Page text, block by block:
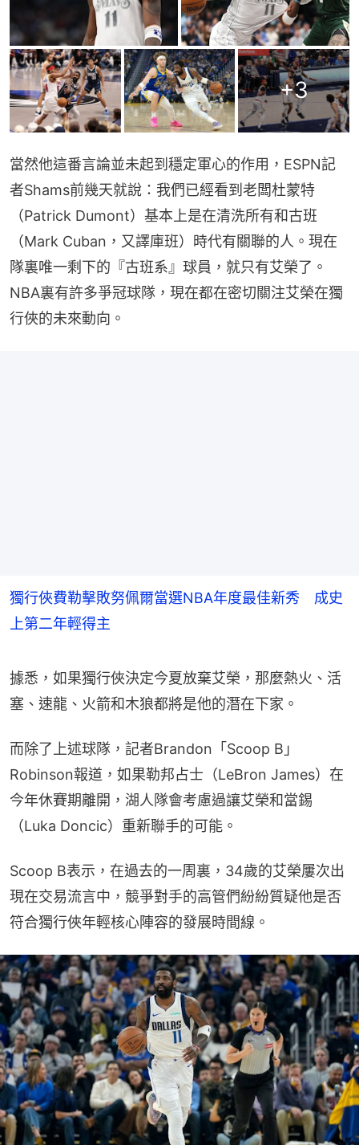
+3
當然他這番言論並未起到穩定軍心的作用，ESPN記
者Shams前幾天就說：我們已經看到老闆杜蒙特
（Patrick Dumont）基本上是在清洗所有和古班
（Mark Cuban，又譯庫班）時代有關聯的人。現在
隊裏唯一剩下的『古班系』球員，就只有艾榮了。
NBA裏有許多爭冠球隊，現在都在密切關注艾榮在獨
行俠的未來動向。
獨行俠費勒擊敗努佩爾當選NBA年度最佳新秀 成史
上第二年輕得主
據悉，如果獨行俠決定今夏放棄艾榮，那麼熱火、活
塞、速龍、火箭和木狼都將是他的潛在下家。
而除了上述球隊，記者Brandon「Scoop B」
Robinson報道，如果勒邦占士（LeBron James）在
今年休賽期離開，湖人隊會考慮過讓艾榮和當錫
（Luka Doncic）重新聯手的可能。
Scoop B表示，在過去的一周裏，34歲的艾榮屢次出
現在交易流言中，競爭對手的高管們紛紛質疑他是否
符合獨行俠年輕核心陣容的發展時間線。